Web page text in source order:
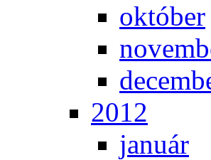
ok­tó­ber
2012
ja­nu­ár